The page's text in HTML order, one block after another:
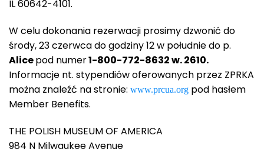
IL 60642-4101.
W celu dokonania rezerwacji prosimy dzwonić do
środy, 23 czerwca do godziny 12 w południe do p.
Alicepod numer1-800-772-8632 w. 2610.
Informacje nt. stypendiów oferowanych przez ZPRKA
można znaleźć na stronie: www.prcua.org pod hasłem
Member Benefits.
THE POLISH MUSEUM OF AMERICA
984 N Milwaukee Avenue